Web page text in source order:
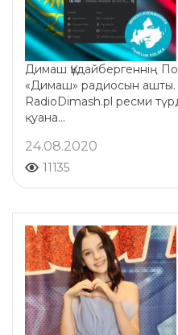
Димаш Құдайбергеннің
«Димаш» радиосын ашты.
RadioDimash.pl ресми
қуана...
24.08.2020
11135